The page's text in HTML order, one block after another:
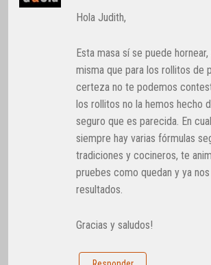
Hola Judith,
Esta masa sí se puede
misma que para los rollitos de
certeza no te podemos
los rollitos no la hemos hecho
seguro que es parecida. En
siempre hay varias fórmulas
tradiciones y cocineros, te
pruebes como quedan y ya
resultados.
Gracias y saludos!